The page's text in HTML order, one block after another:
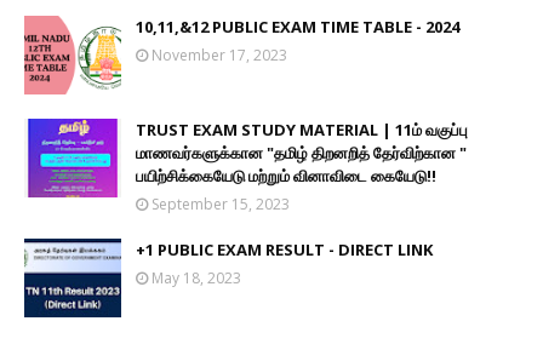
10,11,&12 PUBLIC EXAM TIME TABLE - 2024
November 17, 2023
TRUST EXAM STUDY MATERIAL | 11ம் வகுப்பு
மாணவர்களுக்கான "தமிழ் திறனறித் தேர்விற்கான "
பயிற்சிக்கையேடு மற்றும் வினாவிடை கையேடு!!
September 15, 2023
+1 PUBLIC EXAM RESULT - DIRECT LINK
May 18, 2023